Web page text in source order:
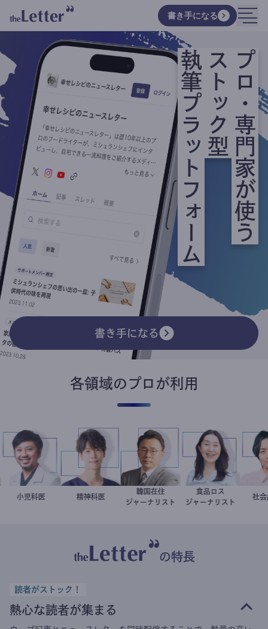
書き手になる
プロ・専門家が使う
ストック型
執筆プラットフォーム
書き手になる
各領域のプロが利用
今西洋介
小児科医 藤野智哉
精神科医 徐台教
韓国在住
ジャーナリスト
井出留美
食品ロス
ジャーナリスト
の特長
読者がストック！
熱心な読者が集まる